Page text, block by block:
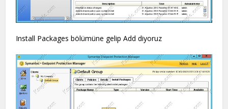
Install Packages bölümüne gelip Add diyoruz